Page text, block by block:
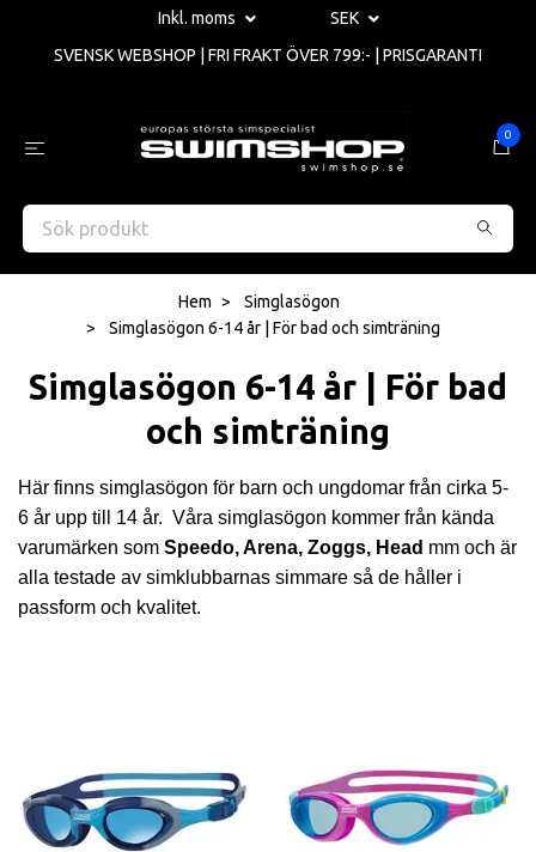
Inkl. moms
SEK
SVENSK WEBSHOP | FRI FRAKT ÖVER 799:- | PRISGARANTI
0
Hem
Simglasögon
Simglasögon 6-14 år | För bad och simträning
Simglasögon 6-14 år | För bad
och simträning
Här finns simglasögon för barn och ungdomar från cirka 5-
6 år upp till 14 år. Våra simglasögon kommer från kända
varumärken som Speedo, Arena, Zoggs, Head mm och är
alla testade av simklubbarnas simmare så de håller i
passform och kvalitet.